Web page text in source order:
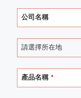
公司名稱
請選擇所在地
產品名稱 *